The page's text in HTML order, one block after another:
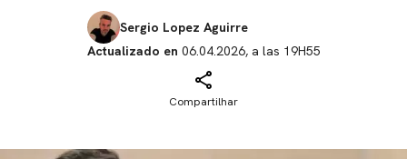
Sergio Lopez Aguirre
Actualizado en 06.04.2026, a las 19H55
Compartilhar